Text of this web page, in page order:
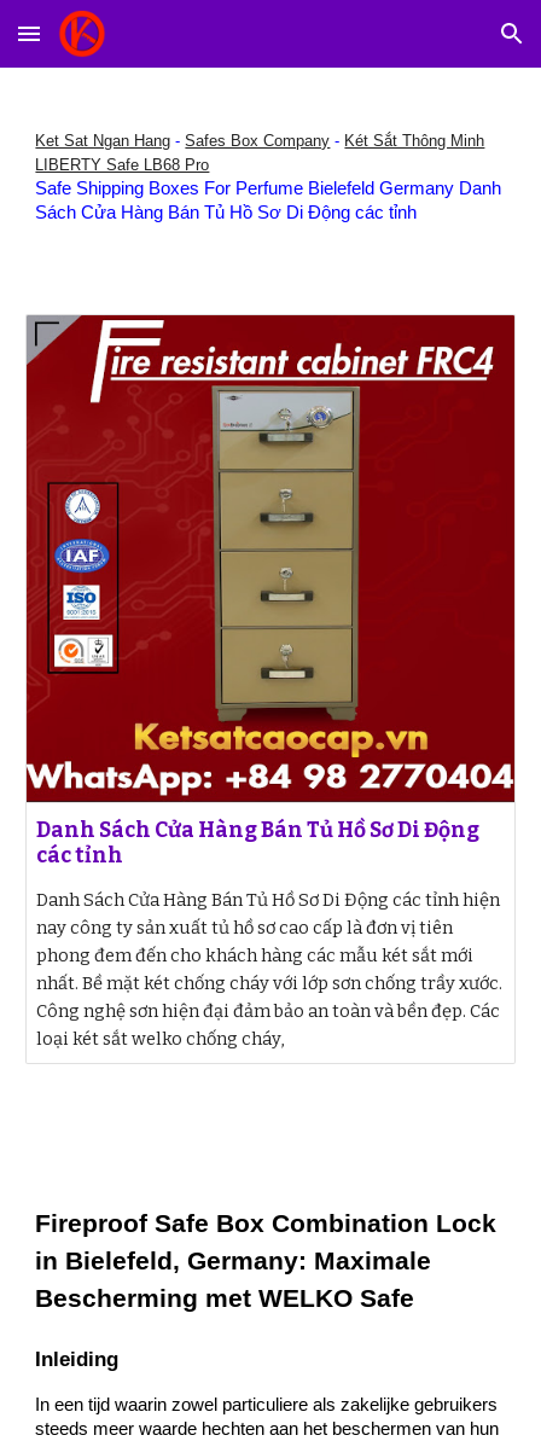
Skip to main content Skip to navigation
Ket Sat Ngan Hang - Safes Box Company - Két Sắt Thông Minh
LIBERTY Safe LB68 Pro
Safe Shipping Boxes For Perfume Bielefeld Germany Danh
Sách Cửa Hàng Bán Tủ Hồ Sơ Di Động các tỉnh
Danh Sách Cửa Hàng Bán Tủ Hồ Sơ Di Động
các tỉnh
Danh Sách Cửa Hàng Bán Tủ Hồ Sơ Di Động các tỉnh hiện
nay công ty sản xuất tủ hồ sơ cao cấp là đơn vị tiên
phong đem đến cho khách hàng các mẫu két sắt mới
nhất. Bề mặt két chống cháy với lớp sơn chống trầy xước.
Công nghệ sơn hiện đại đảm bảo an toàn và bền đẹp. Các
loại két sắt welko chống cháy,
Fireproof Safe Box Combination Lock
in Bielefeld, Germany: Maximale
Bescherming met WELKO Safe
Inleiding
In een tijd waarin zowel particuliere als zakelijke gebruikers
steeds meer waarde hechten aan het beschermen van hun